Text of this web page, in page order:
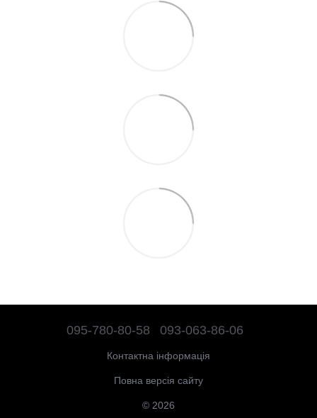
095-780-80-58 093-063-86-06
Контактна інформація
Повна версія сайту
© 2026